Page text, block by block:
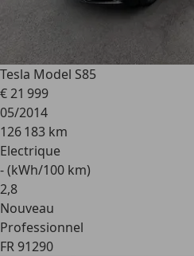
Tesla Model S85
€ 21 999
05/2014
126 183 km
Electrique
- (kWh/100 km)
2,8
Nouveau
Professionnel
FR 91290